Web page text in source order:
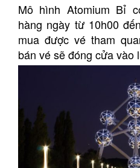
Mô hình Atomium Bỉ
hàng ngày từ 10h00
mua được vé tham
bán vé sẽ đóng cửa vào